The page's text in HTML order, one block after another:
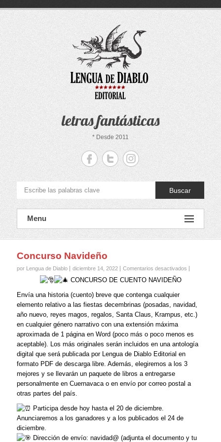
letras fantásticas
* Desde 2011
Buscar
Menu
Concurso Navideño
por Lengua de Diablo diciembre 14, 2022 Comentarios desactivados en
CONCURSO DE CUENTO NAVIDEÑO
Envía una historia (cuento) breve que contenga cualquier
elemento relativo a las fiestas decembrinas (posadas, navidad,
año nuevo, reyes magos, regalos, Santa Claus, Krampus, etc.)
en cualquier género narrativo con una extensión máxima
aproximada de 1 página en Word (poco más o poco menos es
aceptable). Los más originales serán incluidos en una antología
digital que será publicada por Lengua de Diablo Editorial en
formato PDF de descarga libre. Además, elegiremos a los 3
mejores y se llevarán un paquete de libros a entregarse
personalmente en Cuernavaca o en envío por correo postal a
otras partes del país.
Participa desde hoy hasta el 20 de diciembre.
Anunciaremos a los ganadores y a los publicados el 24 de
diciembre.
Dirección de envío: navidad@ (adjunta el documento y tu